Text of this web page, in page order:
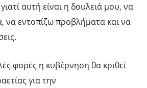
αυτή είναι η δουλειά μου, να
να εντοπίζω προβλήματα και να
φορές η κυβέρνηση θα κριθεί
για την